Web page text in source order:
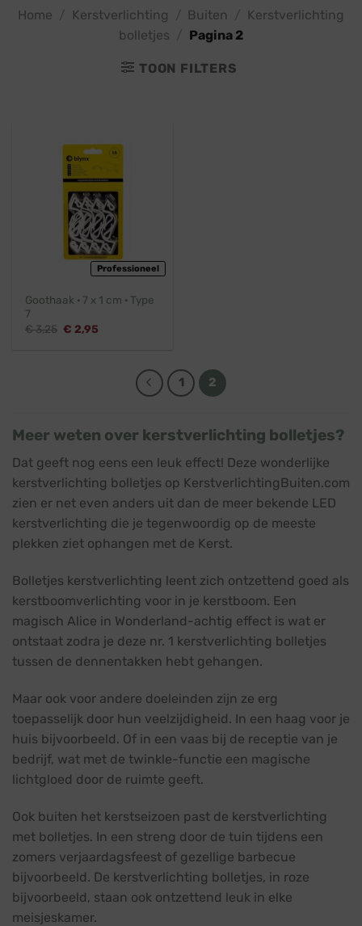
Home Kerstverlichting Buiten
Kerstverlichting
bolletjes
Pagina 2
TOON FILTERS
Professioneel
Goothaak · 7 x 1 cm · Type
7
€3,25 Oorspronkelijke
prijs
€ 2,95
1 2
Meer weten over kerstverlichting bolletjes?
Dat geeft nog eens een leuk effect! Deze wonderlijke
kerstverlichting bolletjes op KerstverlichtingBuiten.com
zien er net even anders uit dan de meer bekende LED
kerstverlichting die je tegenwoordig op de meeste
plekken ziet ophangen met de Kerst.
Bolletjes kerstverlichting leent zich ontzettend goed als
kerstboomverlichting voor in je kerstboom. Een
magisch Alice in Wonderland-achtig effect is wat er
ontstaat zodra je deze nr. 1 kerstverlichting bolletjes
tussen de dennentakken hebt gehangen.
Maar ook voor andere doeleinden zijn ze erg
toepasselijk door hun veelzijdigheid. In een haag voor je
huis bijvoorbeeld. Of in een vaas bij de receptie van je
bedrijf, wat met de twinkle-functie een magische
lichtgloed door de ruimte geeft.
Ook buiten het kerstseizoen past de kerstverlichting
met bolletjes. In een streng door de tuin tijdens een
zomers verjaardagsfeest of gezellige barbecue
bijvoorbeeld. De kerstverlichting bolletjes, in roze
bijvoorbeeld, staan ook ontzettend leuk in elke
meisjeskamer.